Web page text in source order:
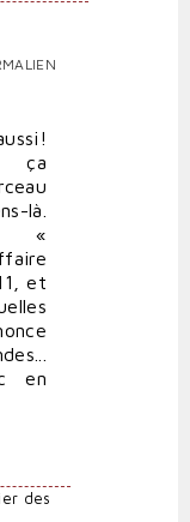
ça
là.
«
et
en
des